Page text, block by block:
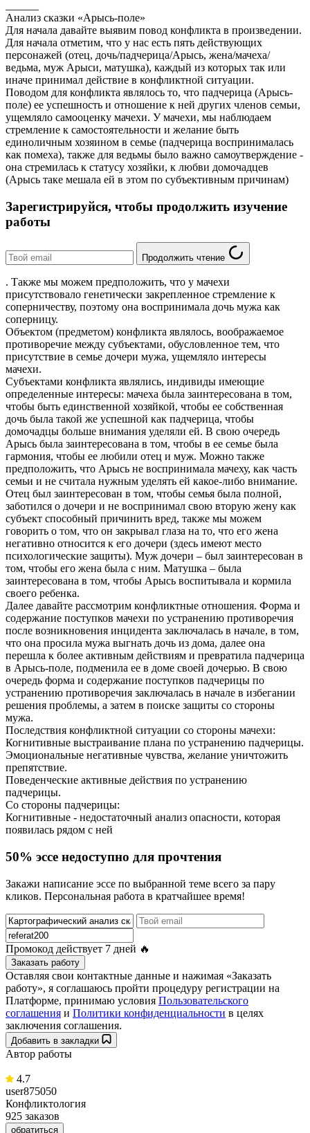
Анализ сказки «Арысь-поле»
Для начала давайте выявим повод конфликта в произведении.
Для начала отметим, что у нас есть пять действующих
персонажей (отец, дочь/падчерица/Арысь, жена/мачеха/
ведьма, муж Арыси, матушка), каждый из которых так или
иначе принимал действие в конфликтной ситуации.
Поводом для конфликта являлось то, что падчерица (Арысь-
поле) ее успешность и отношение к ней других членов семьи,
ущемляло самооценку мачехи. У мачехи, мы наблюдаем
стремление к самостоятельности и желание быть
единоличным хозяином в семье (падчерица воспринималась
как помеха), также для ведьмы было важно самоутверждение -
она стремилась к статусу хозяйки, к любви домочадцев
(Арысь таке мешала ей в этом по субъективным причинам)
Зарегистрируйся, чтобы продолжить изучение
работы
Продолжить чтение
. Также мы можем предположить, что у мачехи
присутствовало генетически закрепленное стремление к
соперничеству, поэтому она воспринимала дочь мужа как
соперницу.
Объектом (предметом) конфликта являлось, воображаемое
противоречие между субъектами, обусловленное тем, что
присутствие в семье дочери мужа, ущемляло интересы
мачехи.
Субъектами конфликта являлись, индивиды имеющие
определенные интересы: мачеха была заинтересована в том,
чтобы быть единственной хозяйкой, чтобы ее собственная
дочь была такой же успешной как падчерица, чтобы
домочадцы больше внимания уделяли ей. В свою очередь
Арысь была заинтересована в том, чтобы в ее семье была
гармония, чтобы ее любили отец и муж. Можно также
предположить, что Арысь не воспринимала мачеху, как часть
семьи и не считала нужным уделять ей какое-либо внимание.
Отец был заинтересован в том, чтобы семья была полной,
заботился о дочери и не воспринимал свою вторую жену как
субъект способный причинить вред, также мы можем
говорить о том, что он закрывал глаза на то, что его жена
негативно относится к его дочери (здесь имеют место
психологические защиты). Муж дочери – был заинтересован в
том, чтобы его жена была с ним. Матушка – была
заинтересована в том, чтобы Арысь воспитывала и кормила
своего ребенка.
Далее давайте рассмотрим конфликтные отношения. Форма и
содержание поступков мачехи по устранению противоречия
после возникновения инцидента заключалась в начале, в том,
что она просила мужа выгнать дочь из дома, далее она
перешла к более активным действиям и превратила падчерица
в Арысь-поле, подменила ее в доме своей дочерью. В свою
очередь форма и содержание поступков падчерицы по
устранению противоречия заключалась в начале в избегании
решения проблемы, а затем в поиске защиты со стороны
мужа.
Последствия конфликтной ситуации со стороны мачехи:
Когнитивные выстраивание плана по устранению падчерицы.
Эмоциональные негативные чувства, желание уничтожить
препятствие.
Поведенческие активные действия по устранению
падчерицы.
Со стороны падчерицы:
Когнитивные - недостаточный анализ опасности, которая
появилась рядом с ней
50% эссе недоступно для прочтения
Закажи написание эссе по выбранной теме всего за пару
кликов. Персональная работа в кратчайшее время!
Промокод действует 7 дней 🔥
Заказать работу
Оставляя свои контактные данные и нажимая «Заказать
работу», я соглашаюсь пройти процедуру регистрации на
Платформе, принимаю условия Пользовательского
соглашения и Политики конфиденциальности в целях
заключения соглашения.
Добавить в закладки
Автор работы
4.7
user875050
Конфликтология
925 заказов
обратиться